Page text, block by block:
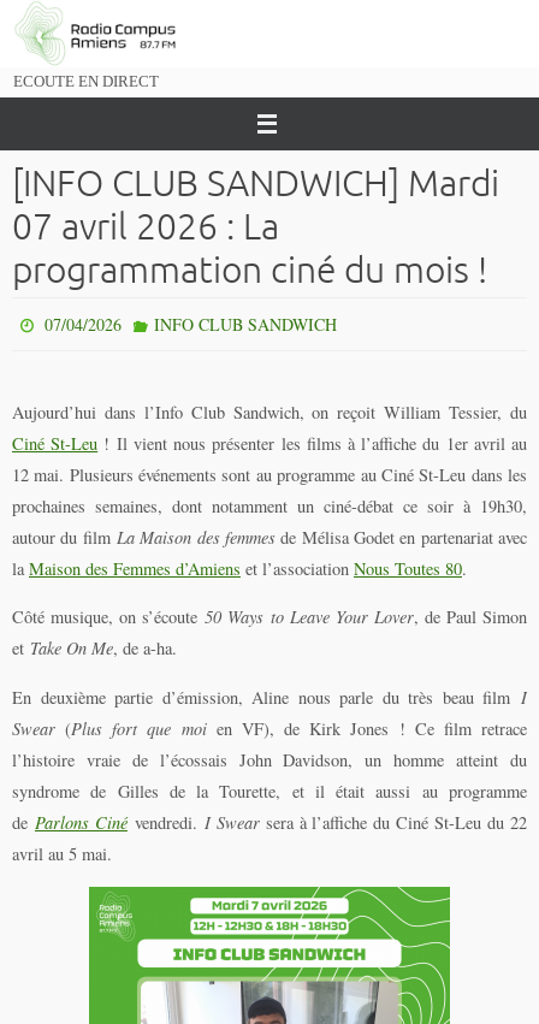
Passer
vers
ECOUTE EN DIRECT
[INFO CLUB SANDWICH] Mardi
07 avril 2026 : La
programmation ciné du mois !
07/04/2026 INFO CLUB SANDWICH
Aujourd’hui dans l’Info Club Sandwich, on reçoit William Tessier, du
Ciné St-Leu ! Il vient nous présenter les films à l’affiche du 1er avril au
12 mai. Plusieurs événements sont au programme au Ciné St-Leu dans les
prochaines semaines, dont notamment un ciné-débat ce soir à 19h30,
autour du film La Maison des femmes de Mélisa Godet en partenariat avec
laMaison des Femmes d’Amiens et l’association Nous Toutes 80.
Côté musique, on s’écoute50 Ways to Leave Your Lover, de Paul Simon
et Take On Me, de a-ha.
En deuxième partie d’émission, Aline nous parle du très beau film I
Swear (Plus fort que moien VF), de Kirk Jones ! Ce film retrace
l’histoire vraie de l’écossais John Davidson, un homme atteint du
syndrome de Gilles de la Tourette, et il était aussi au programme
de Parlons Ciné vendredi. I Swearsera à l’affiche du Ciné St-Leu du 22
avril au 5 mai.